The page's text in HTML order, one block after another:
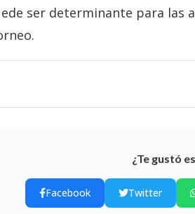
ser determinante para las
¿Te gustó
Facebook Twitter